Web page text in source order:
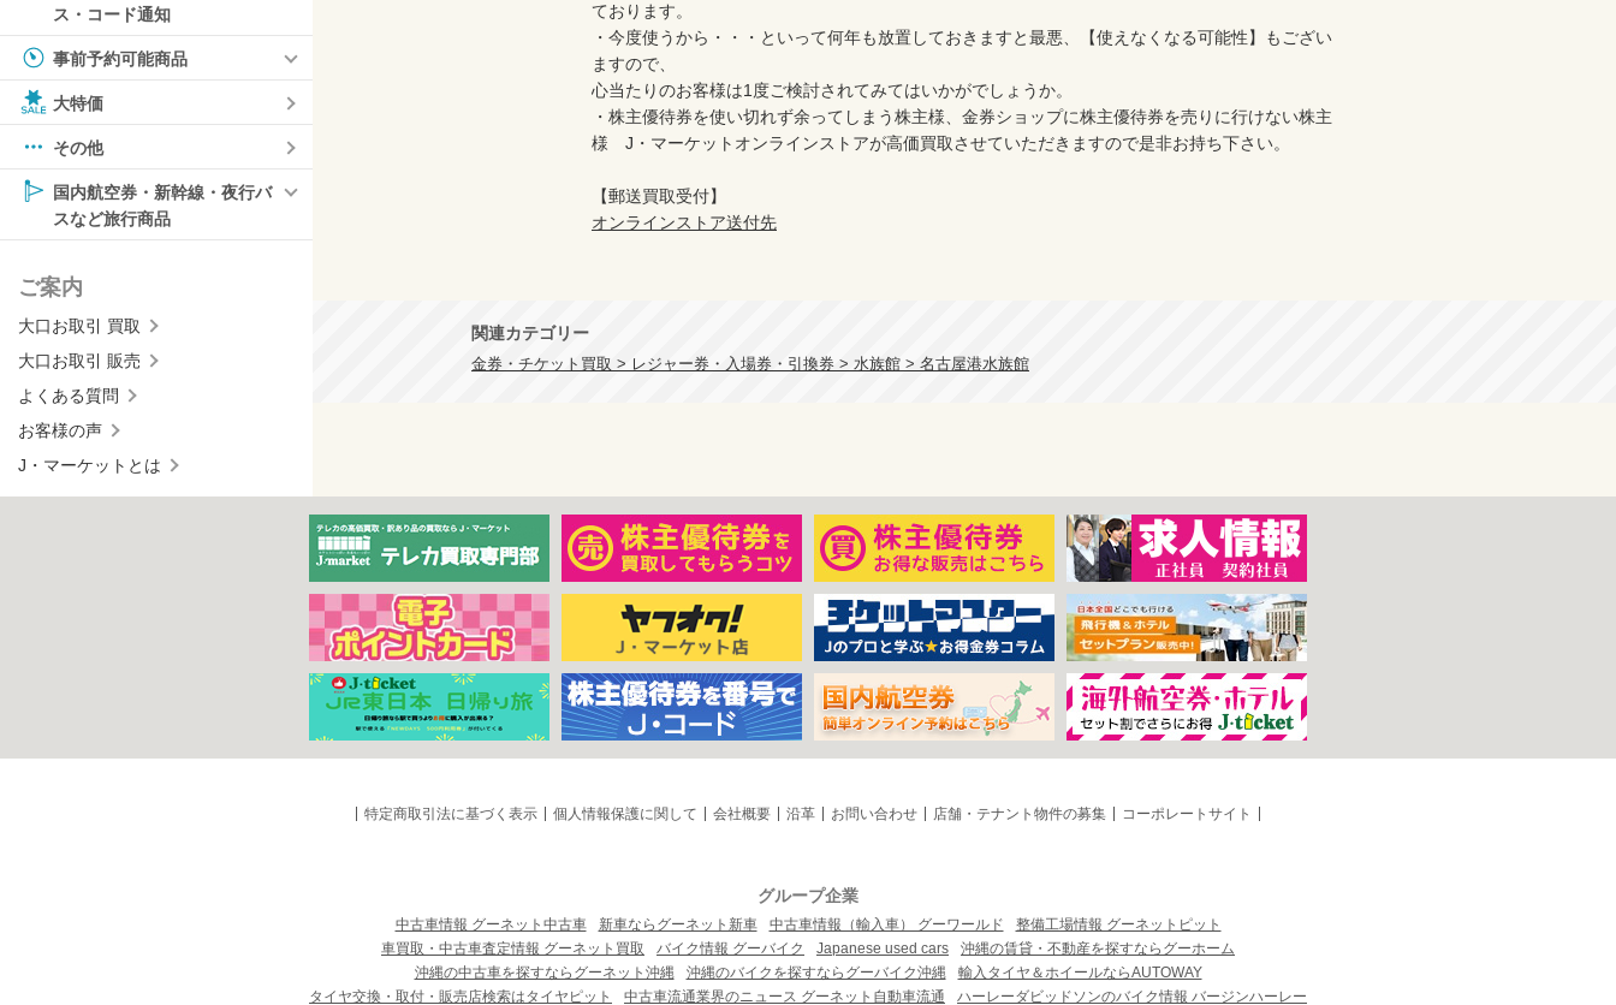
ス・コード通知
事前予約可能商品
大特価
その他
国内航空券・新幹線・夜行バ
スなど旅行商品
ご案内
大口お取引 買取
大口お取引 販売
よくある質問
お客様の声
J・マーケットとは
ております。
・今度使うから・・・といって何年も放置しておきますと最悪、【使えなくなる可能性】もござい
ますので、
心当たりのお客様は1度ご検討されてみてはいかがでしょうか。
・株主優待券を使い切れず余ってしまう株主様、金券ショップに株主優待券を売りに行けない株主
様　J・マーケットオンラインストアが高価買取させていただきますので是非お持ち下さい。
オンラインストア送付先
関連カテゴリー
金券・チケット買取 > レジャー券・入場券・引換券 > 水族館 > 名古屋港水族館
特定商取引法に基づく表示 個人情報保護に関して 会社概要 沿革 お問い合わせ 店舗・テナント物件の募集 コーポレートサイト
グループ企業
中古車情報 グーネット中古車 新車ならグーネット新車 中古車情報（輸入車） グーワールド
整備工場情報 グーネットピット
車買取・中古車査定情報 グーネット買取
バイク情報 グーバイク Japanese used cars
沖縄の賃貸・不動産を探すならグーホーム
沖縄の中古車を探すならグーネット沖縄
沖縄のバイクを探すならグーバイク沖縄
輸入タイヤ＆ホイールならAUTOWAY
タイヤ交換・取付・販売店検索はタイヤピット
中古車流通業界のニュース グーネット自動車流通 ハーレーダビッドソンのバイク情報 バージンハーレー